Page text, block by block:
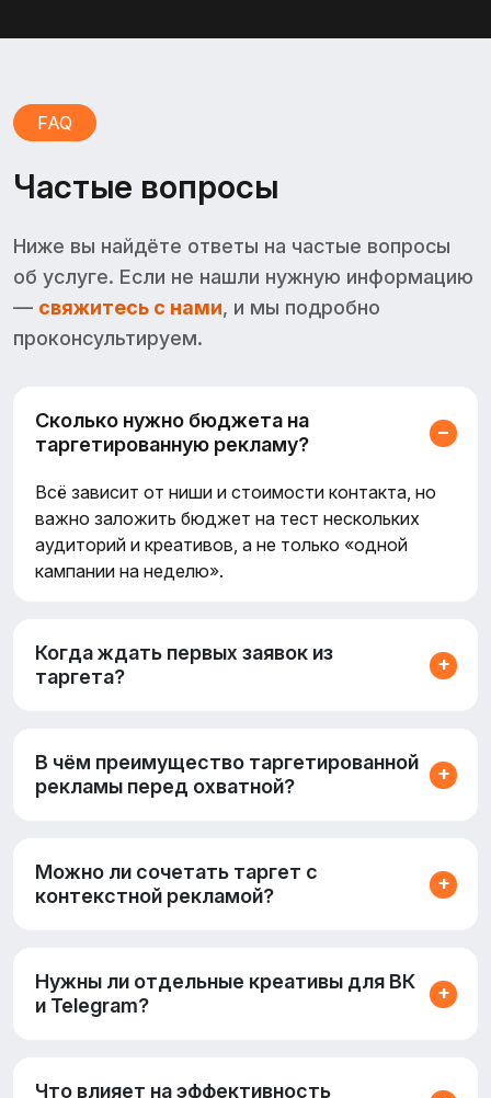
FAQ
Частые вопросы
Ниже вы найдёте ответы на частые вопросы
об услуге. Если не нашли нужную информацию
— свяжитесь с нами, и мы подробно
проконсультируем.
Сколько нужно бюджета на
таргетированную рекламу?
Всё зависит от ниши и стоимости контакта, но
важно заложить бюджет на тест нескольких
аудиторий и креативов, а не только «одной
кампании на неделю».
Когда ждать первых заявок из
таргета?
В чём преимущество таргетированной
рекламы перед охватной?
Можно ли сочетать таргет с
контекстной рекламой?
Нужны ли отдельные креативы для ВК
и Telegram?
Что влияет на эффективность